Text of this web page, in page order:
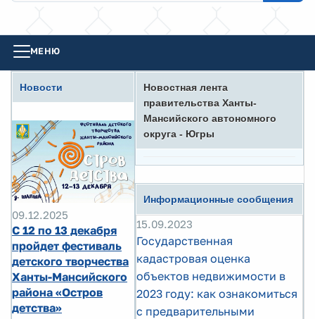
МЕНЮ
Новости
09.12.2025
С 12 по 13 декабря
пройдет фестиваль
детского творчества
Ханты-Мансийского
района «Остров
детства»
Новостная лента
правительства Ханты-
Мансийского автономного
округа - Югры
Информационные сообщения
15.09.2023
Государственная
кадастровая оценка
объектов недвижимости в
2023 году: как ознакомиться
с предварительными